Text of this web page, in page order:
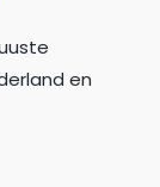
en